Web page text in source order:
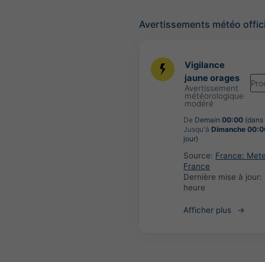
Avertissements météo
Vigilance
jaune orages
Avertissement
météorologique
modéré
De Demain 00:00
Jusqu'à Dimanche
jour)
Source: France:
France
Dernière mise à jour:
heure
Afficher plus